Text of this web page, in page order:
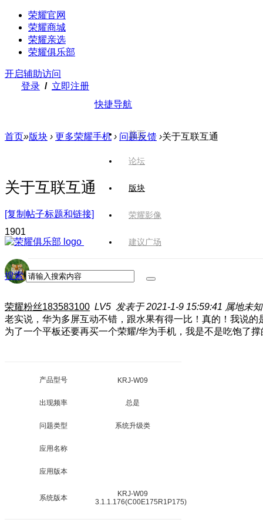
荣耀官网
荣耀商城
荣耀亲选
荣耀俱乐部
开启辅助访问
登录 / 立即注册
快捷导航
首页
论坛
版块
荣耀影像
建议广场
搜索
首页»版块 › 更多荣耀手机 › 问题反馈 ›关于互联互通
关于互联互通
[复制帖子标题和链接]
1901
荣耀粉丝183583100 LV5 发表于 2021-1-9 15:59:41 属地未知
老实说，华为多屏互动不错，跟水果有得一比！真的！我说的
为了一个平板还要再买一个荣耀/华为手机，我是不是吃饱了
产品型号 KRJ-W09
出现频率 总是
问题类型 系统升级类
应用名称
应用版本
系统版本
KRJ-W09
3.1.1.176(C00E175R1P175)